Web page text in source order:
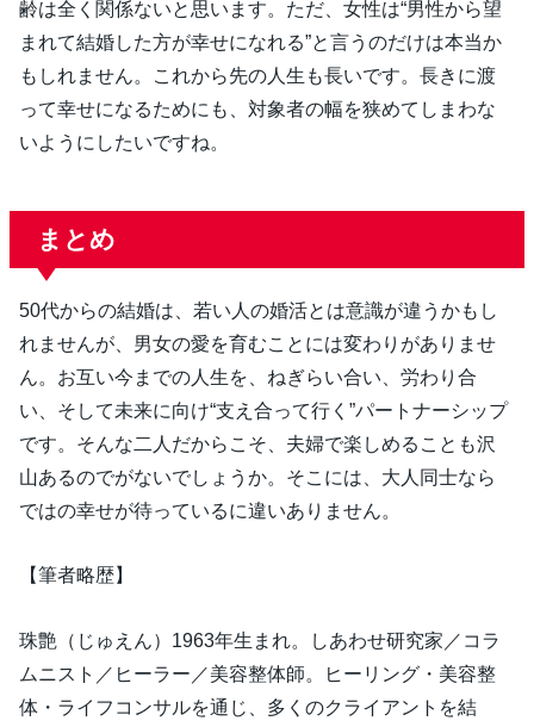
齢は全く関係ないと思います。ただ、女性は“男性から望
まれて結婚した方が幸せになれる”と言うのだけは本当か
もしれません。これから先の人生も長いです。長きに渡
って幸せになるためにも、対象者の幅を狭めてしまわな
いようにしたいですね。
まとめ
50代からの結婚は、若い人の婚活とは意識が違うかもし
れませんが、男女の愛を育むことには変わりがありませ
ん。お互い今までの人生を、ねぎらい合い、労わり合
い、そして未来に向け“支え合って行く”パートナーシップ
です。そんな二人だからこそ、夫婦で楽しめることも沢
山あるのでがないでしょうか。そこには、大人同士なら
ではの幸せが待っているに違いありません。
【筆者略歴】
珠艶（じゅえん）1963年生まれ。しあわせ研究家／コラ
ムニスト／ヒーラー／美容整体師。ヒーリング・美容整
体・ライフコンサルを通じ、多くのクライアントを結